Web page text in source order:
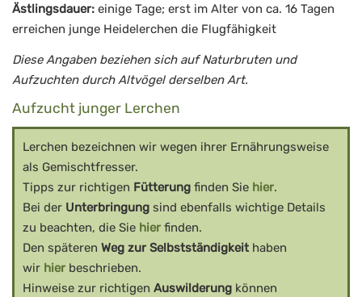
Ästlingsdauer: einige Tage; erst im Alter von ca. 16 Tagen
erreichen junge Heidelerchen die Flugfähigkeit
Diese Angaben beziehen sich auf Naturbruten und
Aufzuchten durch Altvögel derselben Art.
Aufzucht junger Lerchen
Lerchen bezeichnen wir wegen ihrer Ernährungsweise
als Gemischtfresser.
Tipps zur richtigen Fütterung finden Sie hier.
Bei der Unterbringung sind ebenfalls wichtige Details
zu beachten, die Sie hier finden.
Den späteren Weg zur Selbstständigkeit haben
wir hier beschrieben.
Hinweise zur richtigen Auswilderung können